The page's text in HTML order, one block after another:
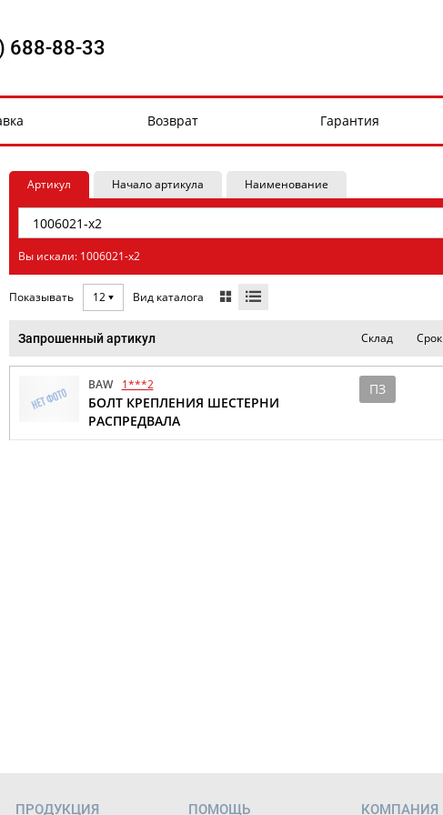
688-88-33
Возврат Гарантия
Артикул Начало артикула Наименование
Вы искали: 1006021-x2
Показывать 12 Вид каталога
Запрошенный артикул Склад Срок
BAW 1***2
БОЛТ КРЕПЛЕНИЯ ШЕСТЕРНИ
РАСПРЕДВАЛА
ПЗ
ПРОДУКЦИЯ ПОМОЩЬ КОМПАНИЯ